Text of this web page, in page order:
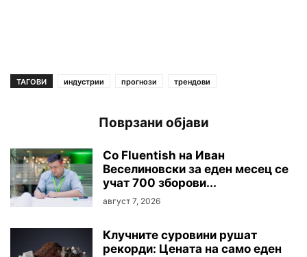
ТАГОВИ индустрии прогнози трендови
Поврзани објави
Со Fluentish на Иван
Веселиновски за еден месец се
учат 700 зборови...
август 7, 2026
Клучните суровини рушaт
рекорди: Цената на само еден